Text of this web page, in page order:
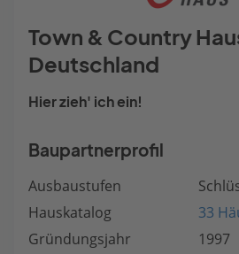
Town & Country
Deutschland
Hier zieh' ich ein!
Baupartnerprofil
Ausbaustufen
Hauskatalog
33
Gründungsjahr
1997